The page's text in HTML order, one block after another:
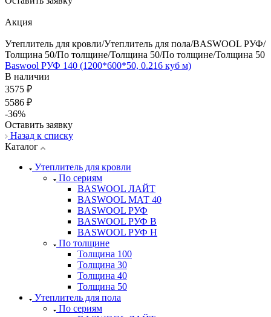
Акция
Утеплитель для кровли/Утеплитель для пола/BASWOOL РУФ/
Толщина 50/По толщине/Толщина 50/По толщине/Толщина 50
Baswool РУФ 140 (1200*600*50, 0.216 куб м)
В наличии
3575 ₽
5586 ₽
-36%
Оставить заявку
Назад к списку
Каталог
Утеплитель для кровли
По сериям
BASWOOL ЛАЙТ
BASWOOL МАТ 40
BASWOOL РУФ
BASWOOL РУФ В
BASWOOL РУФ Н
По толщине
Толщина 100
Толщина 30
Толщина 40
Толщина 50
Утеплитель для пола
По сериям